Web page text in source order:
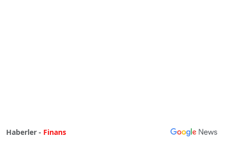
Haberler - Finans